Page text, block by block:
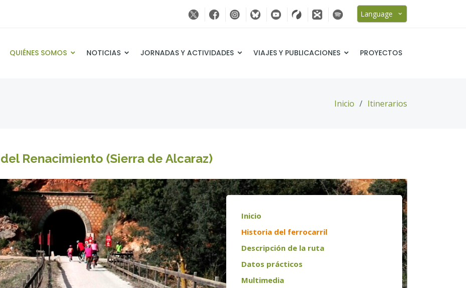
Language
QUIÉNES SOMOS NOTICIAS JORNADAS Y ACTIVIDADES VIAJES Y PUBLICACIONES PROYECTOS
Inicio Itinerarios
Renacimiento (Sierra de Alcaraz)
Inicio
Historia del ferrocarril
Descripción de la ruta
Datos prácticos
Multimedia